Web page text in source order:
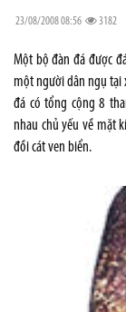
23/08/2008 08:56 3182
Một bộ đàn đá được
một người dân ngụ tại
đá có tổng cộng 8
nhau chủ yếu về mặt
đồi cát ven biển.